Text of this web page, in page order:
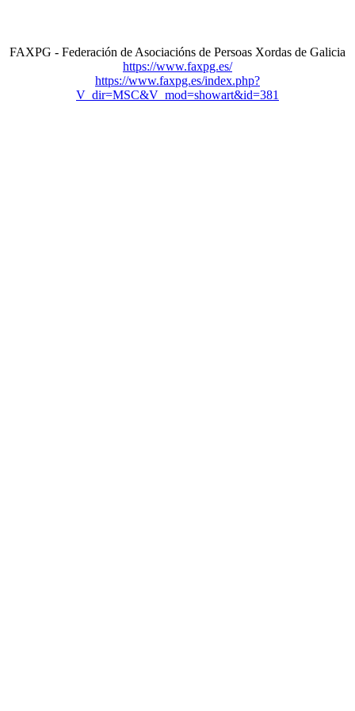
FAXPG - Federación de Asociacións de Persoas Xordas de Galicia
https://www.faxpg.es/
https://www.faxpg.es/index.php?
V_dir=MSC&V_mod=showart&id=381